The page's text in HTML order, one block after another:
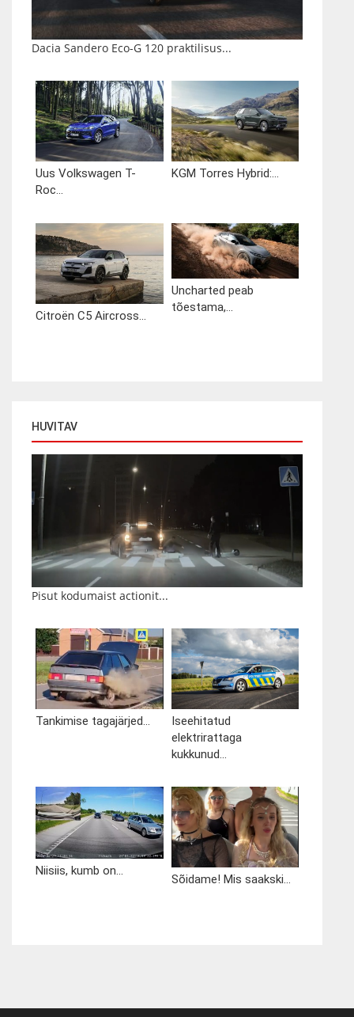
Dacia Sandero Eco-G 120 praktilisus...
Uus Volkswagen T-
Roc...
KGM Torres Hybrid:...
Citroën C5 Aircross...
Uncharted peab
tõestama,...
HUVITAV
Pisut kodumaist actionit...
Tankimise tagajärjed...
Iseehitatud
elektrirattaga
kukkunud...
Niisiis, kumb on...
Sõidame! Mis saakski...